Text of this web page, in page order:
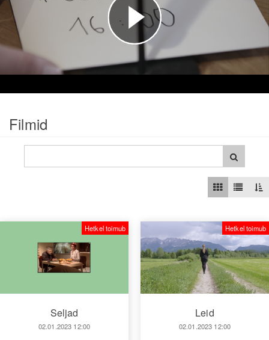
Esita
video
Filmid
Seljad
02.01.2023 12:00
Hetkel toimub
Leid
02.01.2023 12:00
Hetkel toimub